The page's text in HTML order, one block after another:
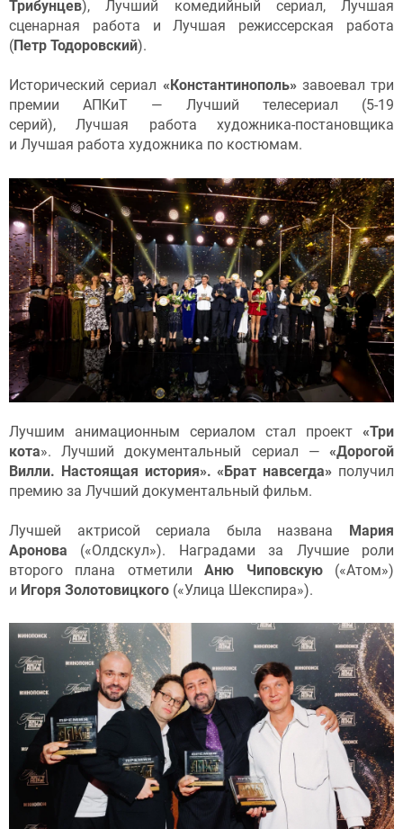
Трибунцев), Лучший комедийный сериал, Лучшая
сценарная работа и Лучшая режиссерская работа
(Петр Тодоровский).
Исторический сериал «Константинополь» завоевал три
премии АПКиТ — Лучший телесериал (5-19
серий), Лучшая работа художника-постановщика
и Лучшая работа художника по костюмам.
Лучшим анимационным сериалом стал проект «Три
кота». Лучший документальный сериал —«Дорогой
Вилли. Настоящая история». «Брат навсегда» получил
премию за Лучший документальный фильм.
Лучшей актрисой сериала была названа Мария
Аронова («Олдскул»). Наградами за Лучшие роли
второго плана отметилиАню Чиповскую («Атом»)
и Игоря Золотовицкого («Улица Шекспира»).